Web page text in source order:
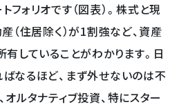
ォリオです（図表）。株式と現
（住居除く）が1割強など、資産
有していることがわかります。日
なるほど、まず外せないのは不
ルタナティブ投資、特にスター